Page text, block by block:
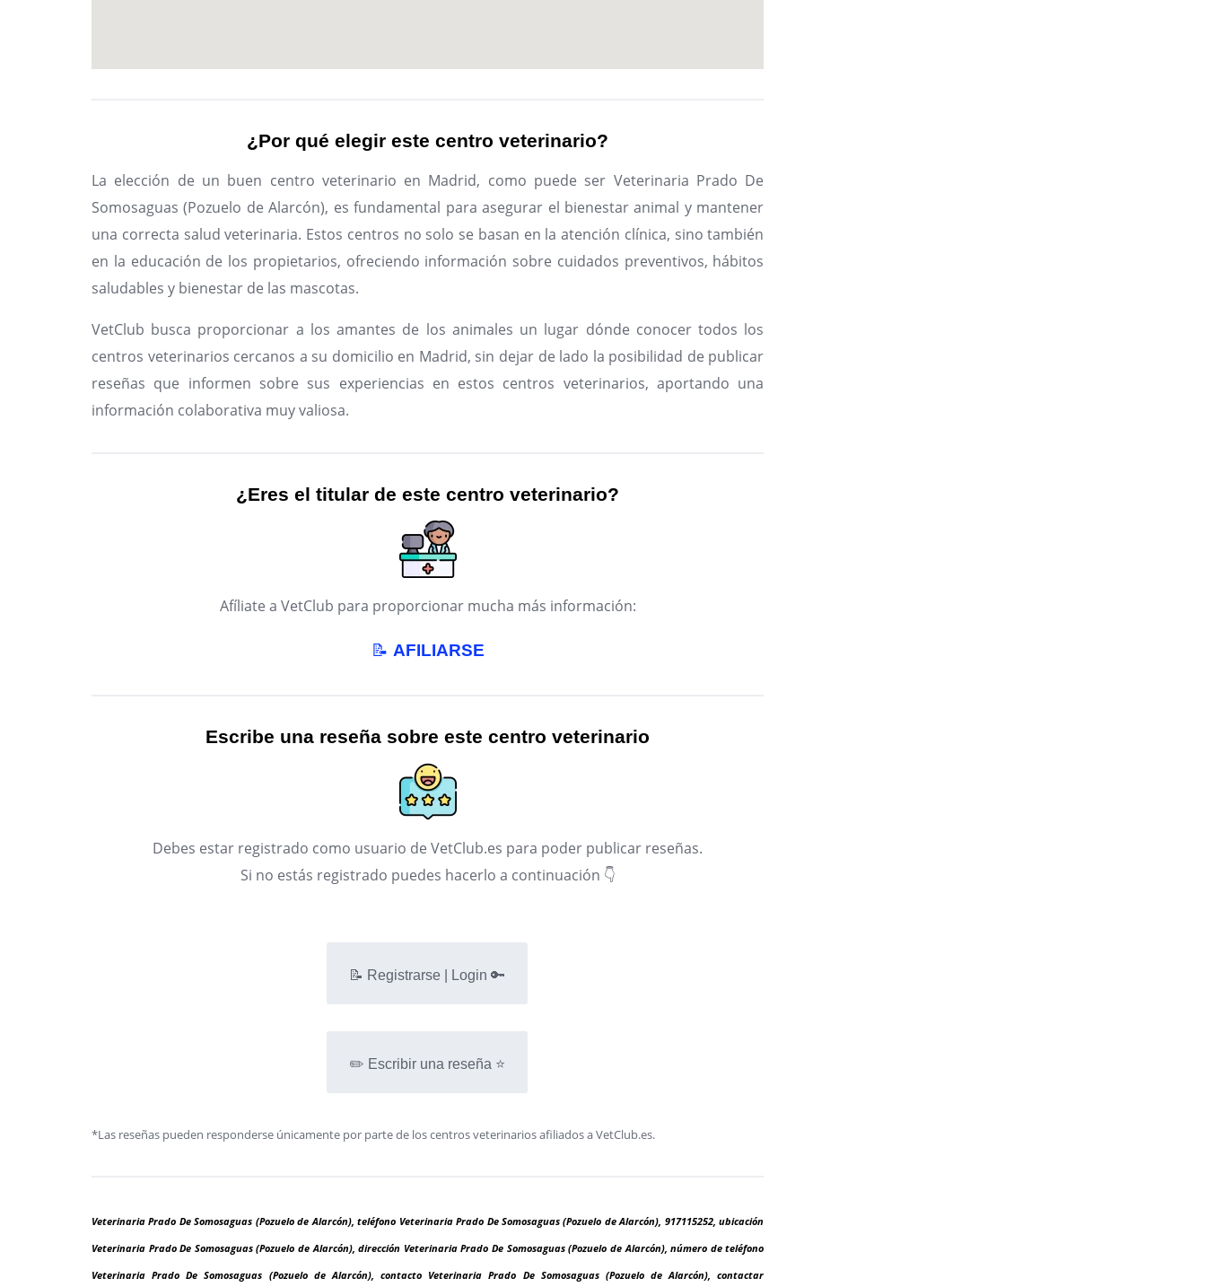
¿Por qué elegir este centro veterinario?
La elección de un buen centro veterinario en Madrid, como puede ser Veterinaria Prado De
Somosaguas (Pozuelo de Alarcón), es fundamental para asegurar el bienestar animal y mantener
una correcta salud veterinaria. Estos centros no solo se basan en la atención clínica, sino también
en la educación de los propietarios, ofreciendo información sobre cuidados preventivos, hábitos
saludables y bienestar de las mascotas.
VetClub busca proporcionar a los amantes de los animales un lugar dónde conocer todos los
centros veterinarios cercanos a su domicilio en Madrid, sin dejar de lado la posibilidad de publicar
reseñas que informen sobre sus experiencias en estos centros veterinarios, aportando una
información colaborativa muy valiosa.
¿Eres el titular de este centro veterinario?
Afíliate a VetClub para proporcionar mucha más información:
📝 AFILIARSE
Escribe una reseña sobre este centro veterinario
Debes estar registrado como usuario de VetClub.es para poder publicar reseñas.
Si no estás registrado puedes hacerlo a continuación 👇
📝 Registrarse | Login 🔑
✏️ Escribir una reseña ⭐
*Las reseñas pueden responderse únicamente por parte de los centros veterinarios afiliados a VetClub.es.
Veterinaria Prado De Somosaguas (Pozuelo de Alarcón), teléfono Veterinaria Prado De Somosaguas (Pozuelo de Alarcón), 917115252, ubicación
Veterinaria Prado De Somosaguas (Pozuelo de Alarcón), dirección Veterinaria Prado De Somosaguas (Pozuelo de Alarcón), número de teléfono
Veterinaria Prado De Somosaguas (Pozuelo de Alarcón), contacto Veterinaria Prado De Somosaguas (Pozuelo de Alarcón), contactar